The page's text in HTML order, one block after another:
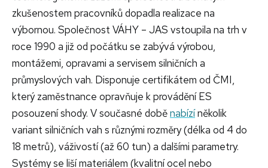
zkušenostem pracovníků dopadla realizace na
výbornou. Společnost VÁHY – JAS vstoupila na trh v
roce 1990 a již od počátku se zabývá výrobou,
montážemi, opravami a servisem silničních a
průmyslových vah. Disponuje certifikátem od ČMI,
který zaměstnance opravňuje k provádění ES
posouzení shody. V současné doběnabízíněkolik
variant silničních vah s různými rozměry (délka od 4 do
18 metrů), váživostí (až 60 tun) a dalšími parametry.
Systémy se liší materiálem (kvalitní ocel nebo